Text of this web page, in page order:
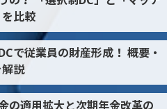
を比較
で従業員の財産形成！ 概要・
解説
の適用拡大と次期年金改革の